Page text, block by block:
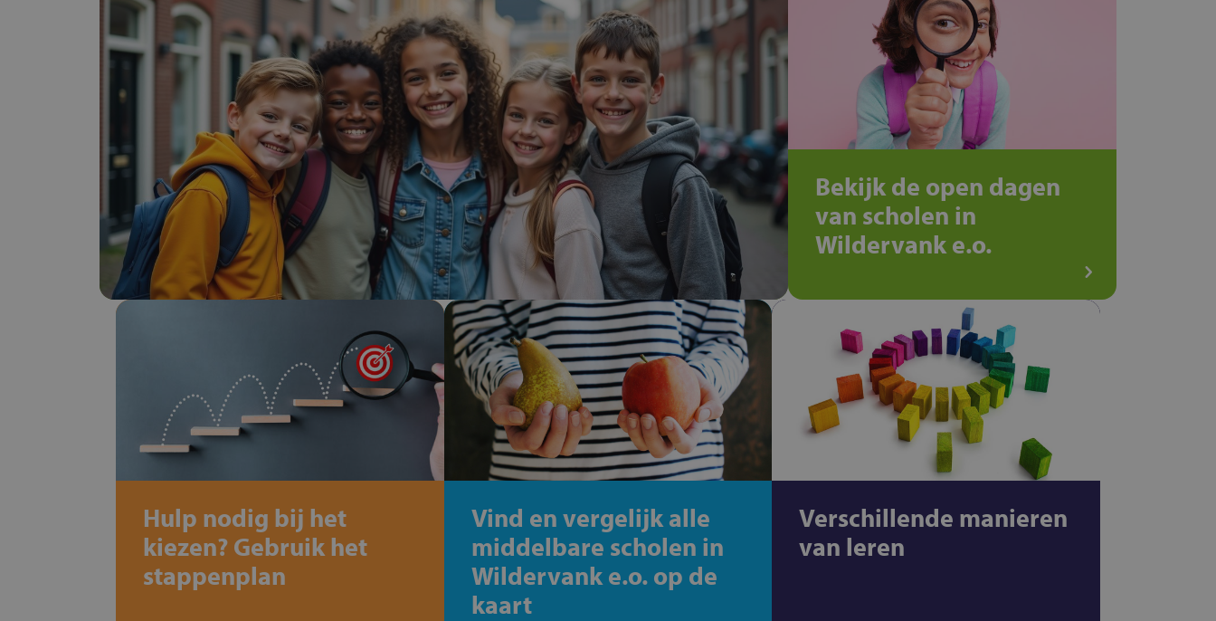
Bekijk de open dagen
van scholen in
Wildervank e.o.
Hulp nodig bij het
kiezen? Gebruik het
stappenplan
Vind en vergelijk alle
middelbare scholen in
Wildervank e.o. op de
kaart
Verschillende manieren
van leren